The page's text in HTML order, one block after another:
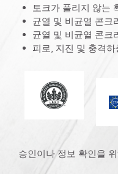
토크가 풀리지 않는
균열 및 비균열 콘크
균열 및 비균열 콘크
피로, 지진 및 충격
에너지와 환경
승인이나 정보 확인을